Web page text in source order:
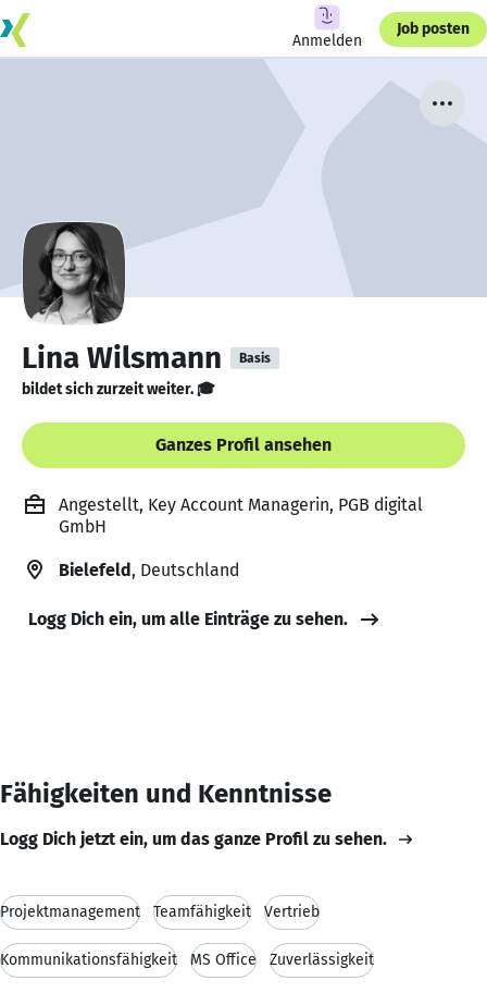
Anmelden
Job posten
Lina Wilsmann Basis
bildet sich zurzeit weiter. 🎓
Ganzes Profil ansehen
Angestellt, Key Account Managerin, PGB digital
GmbH
Bielefeld, Deutschland
Logg Dich ein, um alle Einträge zu sehen.
Fähigkeiten und Kenntnisse
Logg Dich jetzt ein, um das ganze Profil zu sehen.
Projektmanagement Teamfähigkeit Vertrieb
Kommunikationsfähigkeit MS Office Zuverlässigkeit